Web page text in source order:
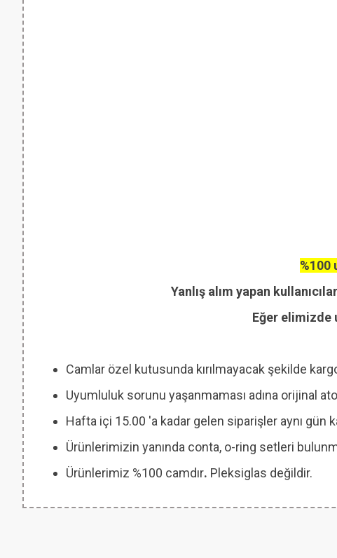
%100
Yanlış alım yapan
Eğer elimizde
Camlar özel kutusunda kırılmayacak şekilde
Uyumluluk sorunu yaşanmaması adına orijinal
Hafta içi 15.00 'a kadar gelen siparişler aynı gün
Ürünlerimizin yanında conta, o-ring setleri
Ürünlerimiz %100 camdır. Pleksiglas değildir.